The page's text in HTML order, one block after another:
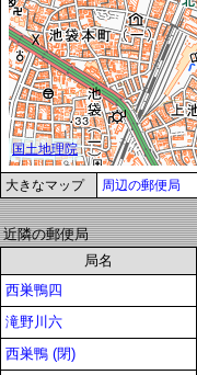
大きなマップ 周辺の郵便局
近隣の郵便局
局名
西巣鴨四
滝野川六
西巣鴨 (閉)